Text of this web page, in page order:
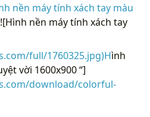
nền máy tính xách tay màu
nền máy tính xách tay
full/1760325.jpg)Hình
vời 1600x900 “]
download/colorful-